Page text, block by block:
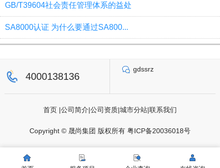
GB/T39604社会责任管理体系的益处
SA8000认证 为什么要通过SA800...
4000138136
gdssrz
首页 |公司简介|公司资质|城市分站|联系我们
Copyright © 晟尚集团 版权所有 粤ICP备20036018号